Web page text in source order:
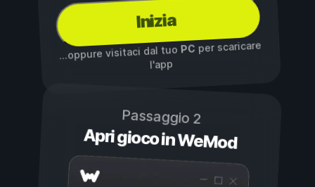
Inizia
...oppure visitaci dal tuoPC per scaricare
l'app
Passaggio 2
Apri gioco in WeMod